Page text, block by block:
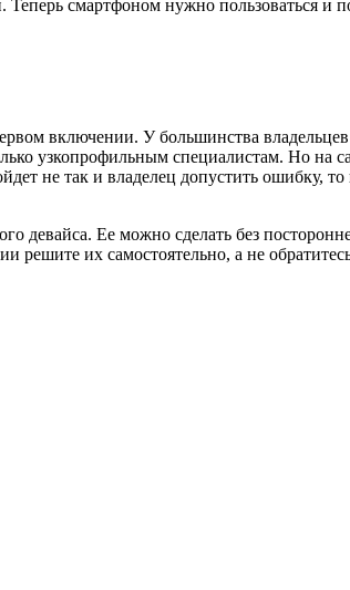
смартфоном нужно пользоваться и
включении. У большинства
узкопрофильным специалистам. Но на
не так и владелец допустить ошибку, то
девайса. Ее можно сделать без
решите их самостоятельно, а не